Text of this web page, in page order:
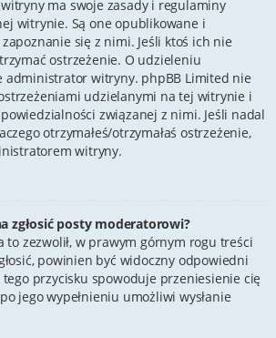
ma swoje zasady i regulaminy
witrynie. Są one opublikowane i
się z nimi. Jeśli ktoś ich nie
ostrzeżenie. O udzieleniu
administrator witryny. phpBB Limited nie
udzielanymi na tej witrynie i
związanej z nimi. Jeśli nadal
otrzymałeś/otrzymałaś ostrzeżenie,
witryny.
zgłosić posty moderatorowi?
to zezwolił, w prawym górnym rogu treści
powinien być widoczny odpowiedni
przycisku spowoduje przeniesienie cię
jego wypełnieniu umożliwi wysłanie